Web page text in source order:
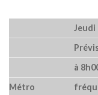
Jeudi
à
Métro